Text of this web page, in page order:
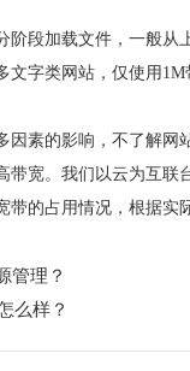
阶段加载文件，一般
文字类网站，仅使用
因素的影响，不了解
带宽。我们以云为互
带的占用情况，根据
管理？
么样？